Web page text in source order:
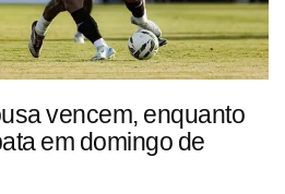
vencem, enquanto
em domingo de